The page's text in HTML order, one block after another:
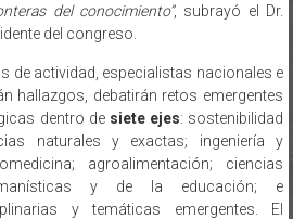
del conocimiento”, subrayó el Dr.
del congreso.
de actividad, especialistas nacionales e
hallazgos, debatirán retos emergentes
dentro de siete ejes: sostenibilidad
naturales y exactas; ingeniería y
agroalimentación; ciencias
y de la educación; e
y temáticas emergentes. El